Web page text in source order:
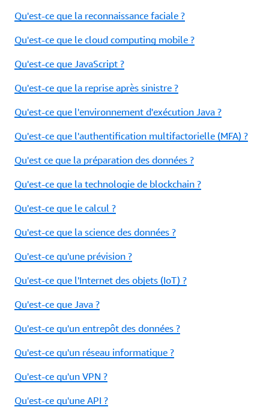
Qu'est-ce que la reconnaissance faciale ?
Qu'est-ce que le cloud computing mobile ?
Qu'est-ce que JavaScript ?
Qu'est-ce que la reprise après sinistre ?
Qu'est-ce que l'environnement d'exécution Java ?
Qu'est-ce que l'authentification multifactorielle (MFA) ?
Qu'est ce que la préparation des données ?
Qu'est-ce que la technologie de blockchain ?
Qu'est-ce que le calcul ?
Qu'est-ce que la science des données ?
Qu'est-ce qu'une prévision ?
Qu'est-ce que l'Internet des objets (IoT) ?
Qu'est-ce que Java ?
Qu'est-ce qu'un entrepôt des données ?
Qu'est-ce qu'un réseau informatique ?
Qu'est-ce qu'un VPN ?
Qu'est-ce qu'une API ?